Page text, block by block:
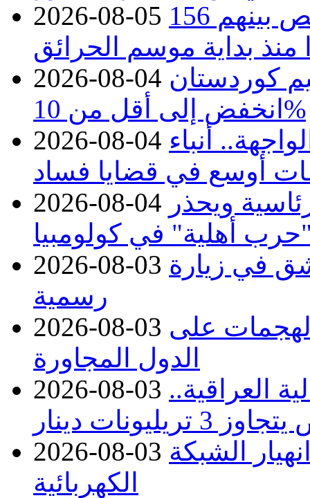
2026-08-05 حرائق فرنسا.. توقيف 402 شخص بينهم 156
منذ بداية موسم الحرائق
2026-08-04 كوردستان
انخفض إلى أقل من 10%
2026-08-04 أنباء
أوسع في قضايا فساد
2026-08-04 ويحذر
أهلية" في كولومبيا
2026-08-03 في زيارة
رسمية
2026-08-03 على
الدول المجاورة
2026-08-03 العراقية..
2026-08-03 الشبكة
الكهربائية